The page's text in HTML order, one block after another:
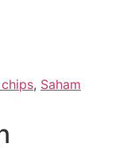
, Saham